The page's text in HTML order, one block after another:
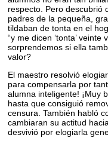
respecto. Pero descubrió
padres de la pequeña,
tildaban de tonta en el
“y me dicen ‘tonta’
sorprendemos si ella
valor?
El maestro resolvió
para compensarla por
alumna inteligente! ¡Muy
hasta que consiguió
censura. También habló
cambiaran su actitud
desvivió por elogiarla